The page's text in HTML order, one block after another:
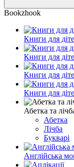
Bookzhook
Книги для
Книги для
Книги для
Книги для
Абетка та
Абетка
Лічба
Букварі
Англійська